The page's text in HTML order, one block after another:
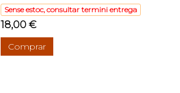
Sense estoc, consultar termini entrega
18,00 €
Comprar